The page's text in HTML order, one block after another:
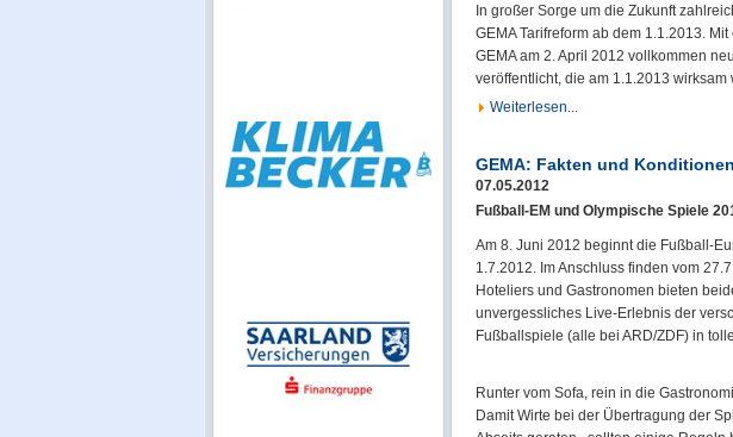
In großer Sorge um die Zukunft
GEMA Tarifreform ab dem 1.1.2013.
GEMA am 2. April 2012 vollkommen
veröffentlicht, die am 1.1.2013 wirksam
Weiterlesen...
GEMA: Fakten und
07.05.2012
Fußball-EM und Olympische Spiele
Am 8. Juni 2012 beginnt die Fußball-
1.7.2012. Im Anschluss finden vom
Hoteliers und Gastronomen bieten
unvergessliches Live-Erlebnis der
Fußballspiele (alle bei ARD/ZDF) in
Runter vom Sofa, rein in die
Damit Wirte bei der Übertragung der